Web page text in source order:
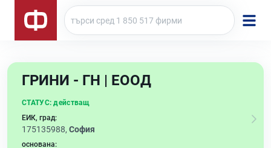
ГРИНИ - ГН | ЕООД
СТАТУС: действащ
ЕИК, град:
175135988, София
основана: